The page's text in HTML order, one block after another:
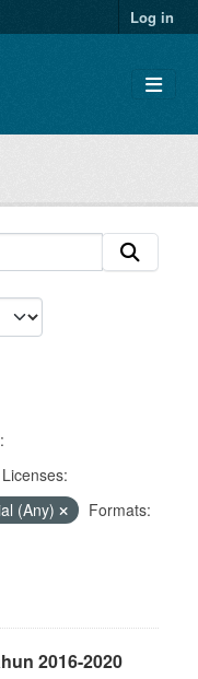
Log in
Licenses:
(Any)
Formats:
2016-2020